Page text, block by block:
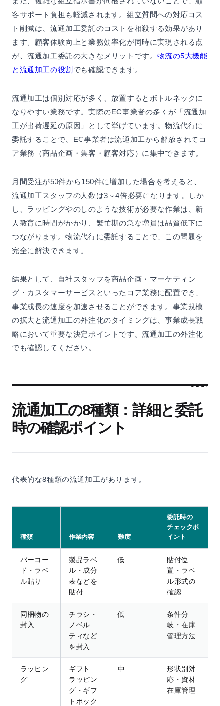
客サポート負担も軽減されます。組立質問への対応コス
ト削減は、流通加工委託のコストを相殺する効果があり
ます。顧客体験向上と業務効率化が同時に実現される点
が、流通加工委託の大きなメリットです。物流の5大機能
と流通加工の役割 でも確認できます。
流通加工は個別対応が多く、放置するとボトルネックに
なりやすい業務です。実際のEC事業者の多くが「流通加
工が出荷遅延の原因」として挙げています。物流代行に
委託することで、EC事業者は流通加工から解放されてコ
ア業務（商品企画・集客・顧客対応）に集中できます。
月間受注が50件から150件に増加した場合を考えると、
流通加工スタッフの人数は3～4倍必要になります。しか
し、ラッピングやのしのような技術が必要な作業は、新
人教育に時間がかかり、繁忙期の急な増員は品質低下に
つながります。物流代行に委託することで、この問題を
完全に解決できます。
結果として、自社スタッフを商品企画・マーケティン
グ・カスタマーサービスといったコア業務に配置でき、
事業成長の速度を加速させることができます。事業規模
の拡大と流通加工の外注化のタイミングは、事業成長戦
略において重要な決定ポイントです。流通加工の外注化
でも確認してください。
流通加工の8種類：詳細と委託
時の確認ポイント
代表的な8種類の流通加工があります。
種類 作業内容 難度
委託時の
チェックポ
イント
バーコー
ド・ラベ
ル貼り
製品ラベ
ル・成分
表などを
貼付
低
貼付位
置・ラベ
ル形式の
確認
同梱物の
封入
チラシ・
ノベル
ティなど
を封入
低
条件分
岐・在庫
管理方法
ラッピン
グ
ギフト
ラッピン
グ・ギフ
トボック
中
形状別対
応・資材
在庫管理